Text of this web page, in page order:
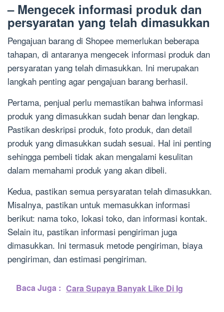
– Mengecek informasi produk dan
persyaratan yang telah dimasukkan
Pengajuan barang di Shopee memerlukan beberapa
tahapan, di antaranya mengecek informasi produk dan
persyaratan yang telah dimasukkan. Ini merupakan
langkah penting agar pengajuan barang berhasil.
Pertama, penjual perlu memastikan bahwa informasi
produk yang dimasukkan sudah benar dan lengkap.
Pastikan deskripsi produk, foto produk, dan detail
produk yang dimasukkan sudah sesuai. Hal ini penting
sehingga pembeli tidak akan mengalami kesulitan
dalam memahami produk yang akan dibeli.
Kedua, pastikan semua persyaratan telah dimasukkan.
Misalnya, pastikan untuk memasukkan informasi
berikut: nama toko, lokasi toko, dan informasi kontak.
Selain itu, pastikan informasi pengiriman juga
dimasukkan. Ini termasuk metode pengiriman, biaya
pengiriman, dan estimasi pengiriman.
Baca Juga : Cara Supaya Banyak Like Di Ig